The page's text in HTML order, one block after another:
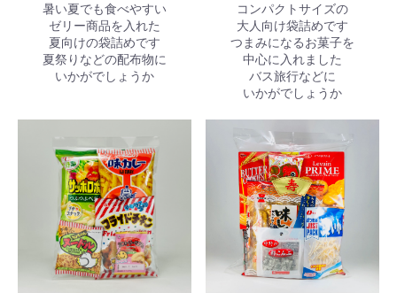
暑い夏でも食べやすい
ゼリー商品を入れた
夏向けの袋詰めです
夏祭りなどの配布物に
いかがでしょうか
コンパクトサイズの
大人向け袋詰めです
つまみになるお菓子を
中心に入れました
バス旅行などに
いかがでしょうか